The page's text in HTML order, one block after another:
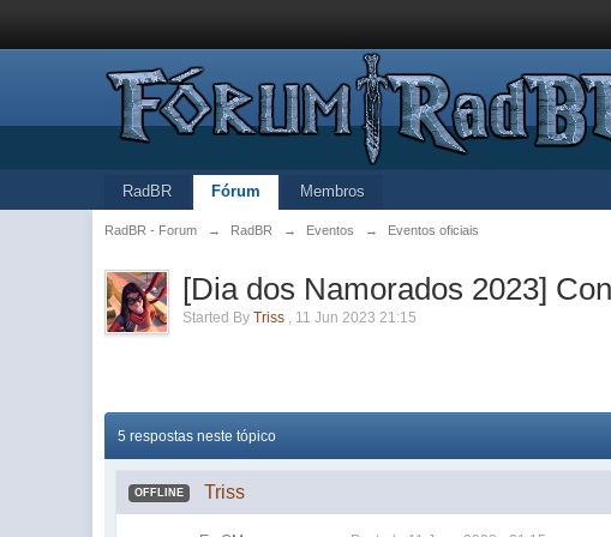
RadBR Fórum Membros
RadBR - Forum → RadBR → Eventos → Eventos oficiais
[Dia dos Namorados 2023]
Started ByTriss , 11 Jun 2023 21:15
5 respostas neste tópico
OFFLINE Triss